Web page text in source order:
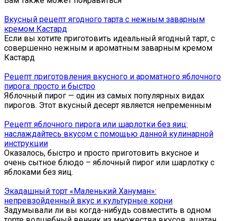
Вкусный рецепт ягодного тарта с нежным заварным
кремом Кастард
Если вы хотите приготовить идеальный ягодный тарт, с
совершенно нежным и ароматным заварным кремом
Кастард
Рецепт приготовления вкусного и ароматного яблочного
пирога: просто и быстро
Яблочный пирог — один из самых популярных видах
пирогов. Этот вкусный десерт является непременным
Рецепт яблочного пирога или шарлотки без яиц:
наслаждайтесь вкусом с помощью данной кулинарной
инструкции
Оказалось, быстро и просто приготовить вкусное и
очень сытное блюдо – яблочный пирог или шарлотку с
яблоками без яиц.
Экадашный торт «Маленький Хануман»:
непревзойденный вкус и культурные корни
Задумывали ли вы когда-нибудь совместить в одном